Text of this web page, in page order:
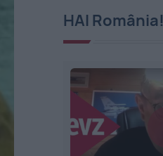
HAI România!